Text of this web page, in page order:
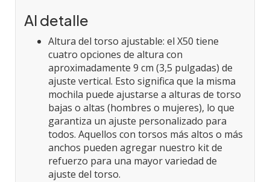
Al detalle
Altura del torso ajustable: el X50 tiene
cuatro opciones de altura con
aproximadamente 9 cm (3,5 pulgadas) de
ajuste vertical. Esto significa que la misma
mochila puede ajustarse a alturas de torso
bajas o altas (hombres o mujeres), lo que
garantiza un ajuste personalizado para
todos. Aquellos con torsos más altos o más
anchos pueden agregar nuestro kit de
refuerzo para una mayor variedad de
ajuste del torso.